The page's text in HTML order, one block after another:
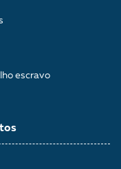
escravo